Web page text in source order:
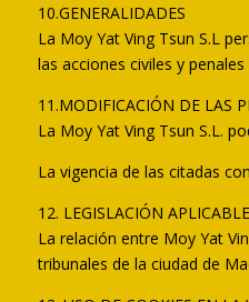
10.GENERALIDADES
La Moy Yat Ving Tsun S.L
las acciones civiles y
11.MODIFICACIÓN DE LAS
La Moy Yat Ving Tsun S.L.
La vigencia de las citadas
12. LEGISLACIÓN
La relación entre Moy Yat
tribunales de la ciudad de